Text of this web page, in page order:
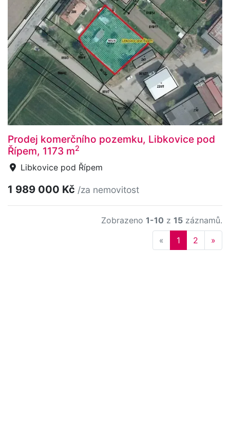
Prodej komerčního pozemku, Libkovice pod
Řípem, 1173 m2
Libkovice pod Řípem
1 989 000 Kč /za nemovitost
Zobrazeno 1-10 z 15 záznamů.
« Previous
1 2 »